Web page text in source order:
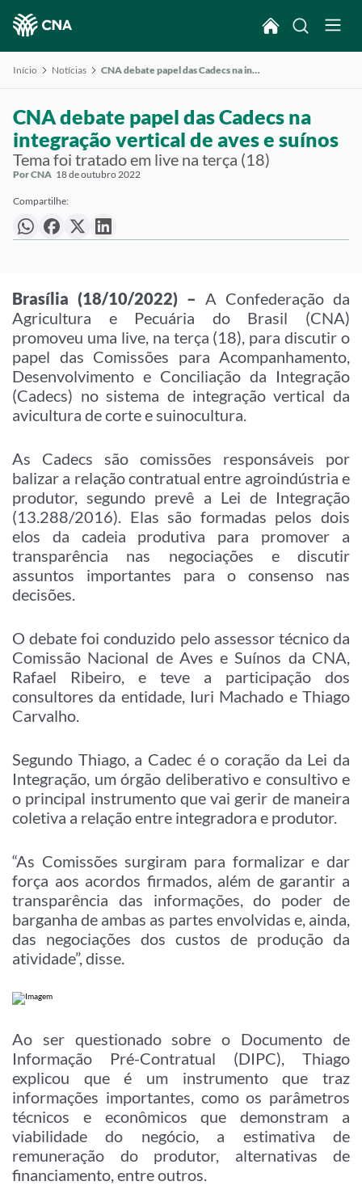
Início Notícias CNA debate papel das Cadecs na integração vertical de aves e suínos
CNA debate papel das Cadecs na
integração vertical de aves e suínos
Tema foi tratado em live na terça (18)
Por CNA 18 de outubro 2022
Compartilhe:
Brasília (18/10/2022) – A Confederação da
Agricultura e Pecuária do Brasil (CNA)
promoveu uma live, na terça (18), para discutir o
papel das Comissões para Acompanhamento,
Desenvolvimento e Conciliação da Integração
(Cadecs) no sistema de integração vertical da
avicultura de corte e suinocultura.
As Cadecs são comissões responsáveis por
balizar a relação contratual entre agroindústria e
produtor, segundo prevê a Lei de Integração
(13.288/2016). Elas são formadas pelos dois
elos da cadeia produtiva para promover a
transparência nas negociações e discutir
assuntos importantes para o consenso nas
decisões.
O debate foi conduzido pelo assessor técnico da
Comissão Nacional de Aves e Suínos da CNA,
Rafael Ribeiro, e teve a participação dos
consultores da entidade, Iuri Machado e Thiago
Carvalho.
Segundo Thiago, a Cadec é o coração da Lei da
Integração, um órgão deliberativo e consultivo e
o principal instrumento que vai gerir de maneira
coletiva a relação entre integradora e produtor.
“As Comissões surgiram para formalizar e dar
força aos acordos firmados, além de garantir a
transparência das informações, do poder de
barganha de ambas as partes envolvidas e, ainda,
das negociações dos custos de produção da
atividade”, disse.
Ao ser questionado sobre o Documento de
Informação Pré-Contratual (DIPC), Thiago
explicou que é um instrumento que traz
informações importantes, como os parâmetros
técnicos e econômicos que demonstram a
viabilidade do negócio, a estimativa de
remuneração do produtor, alternativas de
financiamento, entre outros.